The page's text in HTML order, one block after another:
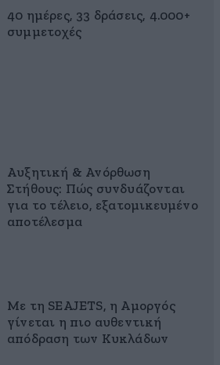
40 ημέρες, 33 δράσεις, 4.000+
συμμετοχές
Αυξητική & Ανόρθωση
Στήθους: Πώς συνδυάζονται
για το τέλειο, εξατομικευμένο
αποτέλεσμα
Με τη SEAJETS, η Αμοργός
γίνεται η πιο αυθεντική
απόδραση των Κυκλάδων